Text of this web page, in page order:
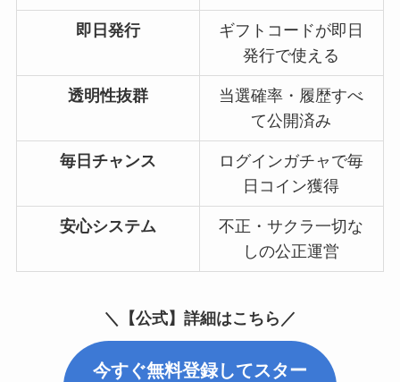
即日発行
ギフトコードが即日
発行で使える
透明性抜群
当選確率・履歴すべ
て公開済み
毎日チャンス
ログインガチャで毎
日コイン獲得
安心システム
不正・サクラ一切な
しの公正運営
＼【公式】詳細はこちら／
今すぐ無料登録してスター